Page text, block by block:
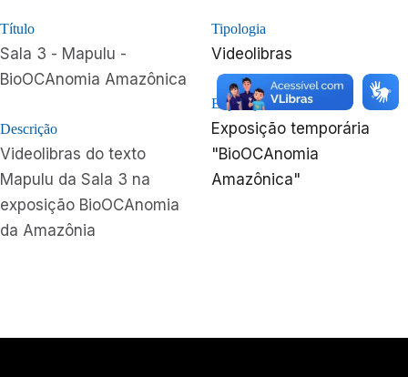
Título
Sala 3 - Mapulu -
BioOCAnomia Amazônica
Descrição
Videolibras do texto
Mapulu da Sala 3 na
exposição BioOCAnomia
da Amazônia
Tipologia
Videolibras
Exposição
Exposição temporária
"BioOCAnomia
Amazônica"